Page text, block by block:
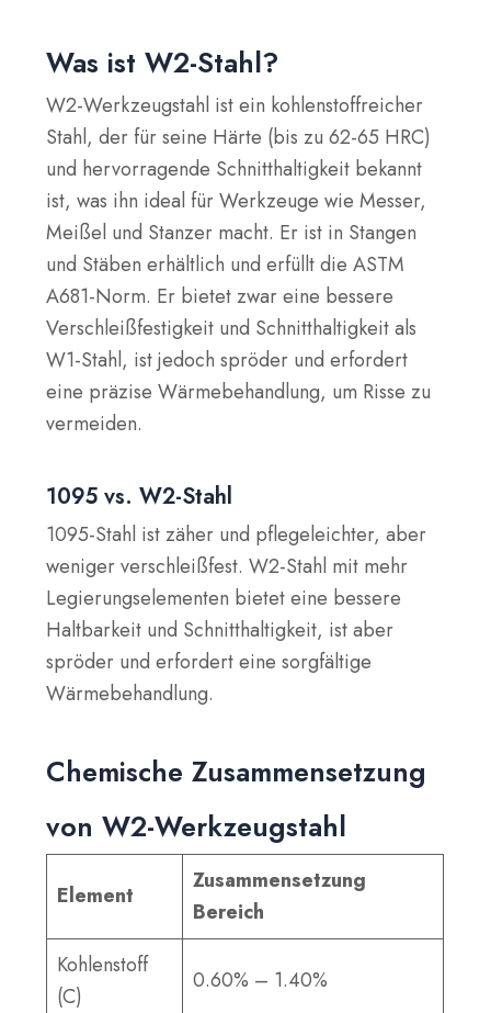
Was ist W2-Stahl?
W2-Werkzeugstahl ist ein kohlenstoffreicher
Stahl, der für seine Härte (bis zu 62-65 HRC)
und hervorragende Schnitthaltigkeit bekannt
ist, was ihn ideal für Werkzeuge wie Messer,
Meißel und Stanzer macht. Er ist in Stangen
und Stäben erhältlich und erfüllt die ASTM
A681-Norm. Er bietet zwar eine bessere
Verschleißfestigkeit und Schnitthaltigkeit als
W1-Stahl, ist jedoch spröder und erfordert
eine präzise Wärmebehandlung, um Risse zu
vermeiden.
1095 vs. W2-Stahl
1095-Stahl ist zäher und pflegeleichter, aber
weniger verschleißfest. W2-Stahl mit mehr
Legierungselementen bietet eine bessere
Haltbarkeit und Schnitthaltigkeit, ist aber
spröder und erfordert eine sorgfältige
Wärmebehandlung.
Chemische Zusammensetzung
von W2-Werkzeugstahl
Element
Zusammensetzung
Bereich
Kohlenstoff
(C)
0.60% – 1.40%